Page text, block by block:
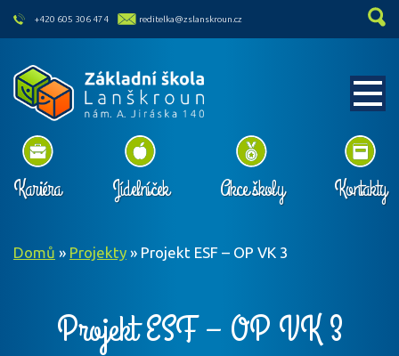
skip to main content
+420 605 306 474 reditelka@zslanskroun.cz
Kariéra Jídelníček Akce školy Kontakty
Domů » Projekty » Projekt ESF – OP VK 3
Projekt ESF – OP VK 3